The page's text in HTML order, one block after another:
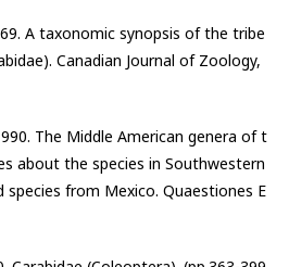
A taxonomic synopsis of the tribe
Canadian Journal of Zoology,
The Middle American genera of t
about the species in Southwestern
from Mexico. Quaestiones E